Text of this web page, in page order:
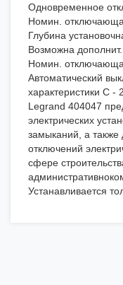
Одновременное
Номин.
Глубина
Возможна
Номин.
Автоматический
характеристики C
Legrand 404047
электрических
замыканий, а также
отключений
сфере
Устанавливается